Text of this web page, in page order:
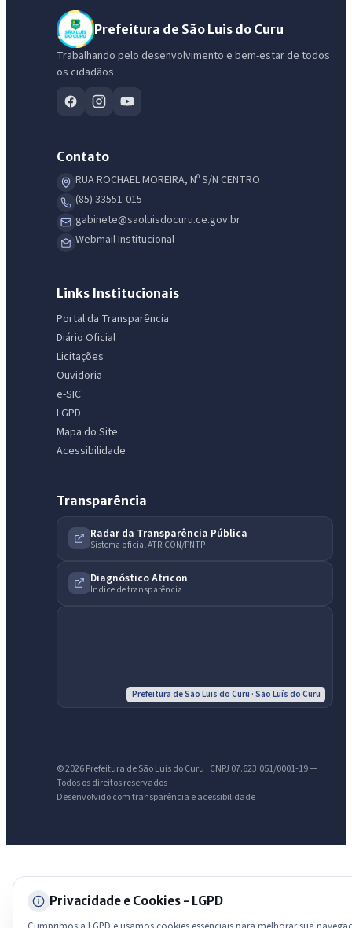
Prefeitura de São Luis do Curu
Trabalhando pelo desenvolvimento e bem-estar de todos
os cidadãos.
Contato
RUA ROCHAEL MOREIRA, Nº S/N CENTRO
(85) 33551-015
gabinete@saoluisdocuru.ce.gov.br
Webmail Institucional
Links Institucionais
Portal da Transparência
Diário Oficial
Licitações
Ouvidoria
e-SIC
LGPD
Mapa do Site
Acessibilidade
Transparência
Radar da Transparência Pública
Sistema oficial ATRICON/PNTP
Diagnóstico Atricon
Índice de transparência
Prefeitura de São Luis do Curu · São Luís do Curu
© 2026 Prefeitura de São Luis do Curu · CNPJ 07.623.051/0001-19 —
Todos os direitos reservados
Desenvolvido com transparência e acessibilidade
Privacidade e Cookies - LGPD
IntGest AI
Assistente do Portal